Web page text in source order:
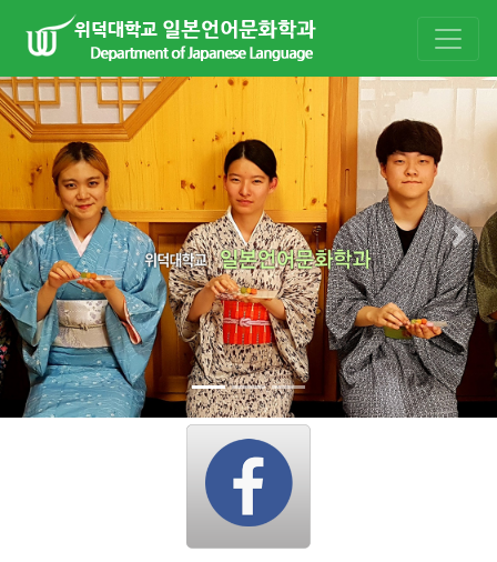
Previous Next